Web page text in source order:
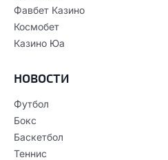
Фавбет Казино
Космобет
Казино Юа
НОВОСТИ
Футбол
Бокс
Баскетбол
Теннис